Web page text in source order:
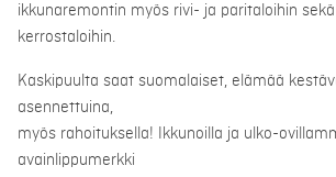
ikkunaremontin myös rivi- ja paritaloihin
kerrostaloihin.
Kaskipuulta saat suomalaiset, elämää
asennettuina,
myös rahoituksella! Ikkunoilla ja ulko-
avainlippumerkki